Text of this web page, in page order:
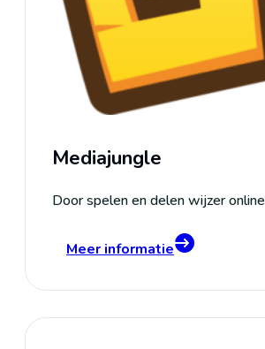
Mediajungle
Door spelen en delen wijzer online
Meer informatie